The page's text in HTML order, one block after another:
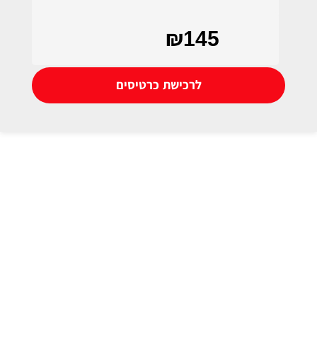
₪145
לרכישת כרטיסים